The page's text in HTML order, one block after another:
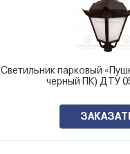
Светильник парковый
черный ПК) ДТУ